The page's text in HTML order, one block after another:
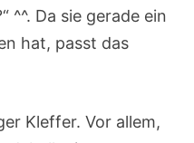
^^. Da sie gerade ein
hat, passt das
Kleffer. Vor allem,